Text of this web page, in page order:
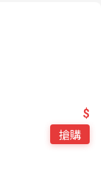
$
搶購